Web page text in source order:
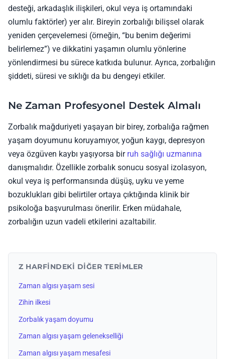
desteği, arkadaşlık ilişkileri, okul veya iş ortamındaki
olumlu faktörler) yer alır. Bireyin zorbalığı bilişsel olarak
yeniden çerçevelemesi (örneğin, “bu benim değerimi
belirlemez”) ve dikkatini yaşamın olumlu yönlerine
yönlendirmesi bu sürece katkıda bulunur. Ayrıca, zorbalığın
şiddeti, süresi ve sıklığı da bu dengeyi etkiler.
Ne Zaman Profesyonel Destek Almalı
Zorbalık mağduriyeti yaşayan bir birey, zorbalığa rağmen
yaşam doyumunu koruyamıyor, yoğun kaygı, depresyon
veya özgüven kaybı yaşıyorsa bir ruh sağlığı uzmanına
danışmalıdır. Özellikle zorbalık sonucu sosyal izolasyon,
okul veya iş performansında düşüş, uyku ve yeme
bozuklukları gibi belirtiler ortaya çıktığında klinik bir
psikoloğa başvurulması önerilir. Erken müdahale,
zorbalığın uzun vadeli etkilerini azaltabilir.
Z HARFINDEKI DIĞER TERIMLER
Zaman algısı yaşam sesi
Zihin ilkesi
Zorbalık yaşam doyumu
Zaman algısı yaşam gelenekselliği
Zaman algısı yaşam mesafesi